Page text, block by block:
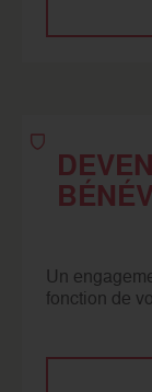
Un
fonction de